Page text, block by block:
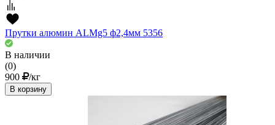
Прутки алюмин ALMg5 ф2,4мм 5356
В наличии
(0)
900
/кг
В корзину